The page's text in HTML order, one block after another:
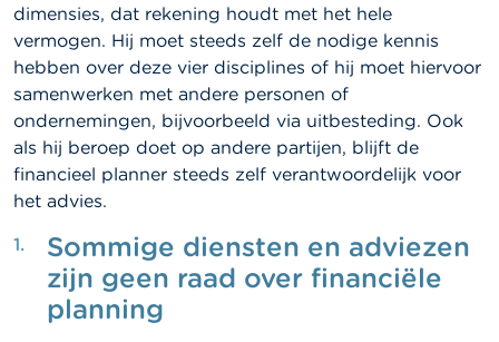
dimensies, dat rekening houdt met het hele
vermogen. Hij moet steeds zelf de nodige kennis
hebben over deze vier disciplines of hij moet hiervoor
samenwerken met andere personen of
ondernemingen, bijvoorbeeld via uitbesteding. Ook
als hij beroep doet op andere partijen, blijft de
financieel planner steeds zelf verantwoordelijk voor
het advies.
Sommige diensten en adviezen
zijn geen raad over financiële
planning